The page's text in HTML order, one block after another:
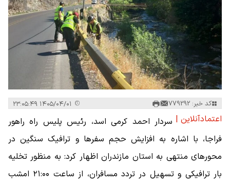
کد خبر: 779292
اعتمادآنلاین | سردار احمد کرمی اسد، رئیس پلیس راه راهور
فراجا، با اشاره به افزایش حجم سفرها و ترافیک سنگین در
محورهای منتهی به استان مازندران اظهار کرد: به منظور تخلیه
بار ترافیکی و تسهیل در تردد مسافران، از ساعت ۲۱:۰۰ امشب